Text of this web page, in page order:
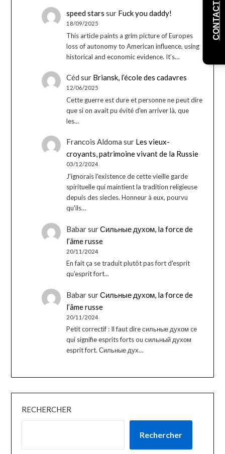
speed stars sur Fuck you daddy!
18/09/2025
This article paints a grim picture of Europes
loss of autonomy to American influence, using
historical and economic evidence. It’s…
Céd sur Briansk, l’école des cadavres
12/06/2025
Cette guerre est dure et personne ne peut dire
que si on avait pu évité d'en arriver là, que
les…
Francois Aldoma sur Les vieux-
croyants, patrimoine vivant de la Russie
03/12/2024
J'ignorais l'existence de cette vieille garde
spirituelle qui maintient la tradition religieuse
depuis des siecles. Honneur à eux, pourvu
qu'ils…
BabarsurСильные духом, la force de
l’âme russe
20/11/2024
En fait ça se traduit plutôt pas fort d'esprit
qu'esprit fort...
BabarsurСильные духом, la force de
l’âme russe
20/11/2024
Petit correctif : Il faut dire сильные духом ce
qui signifie esprits forts ou сильный духом
esprit fort. Сильные дух…
RECHERCHER
Rechercher
CONTACT